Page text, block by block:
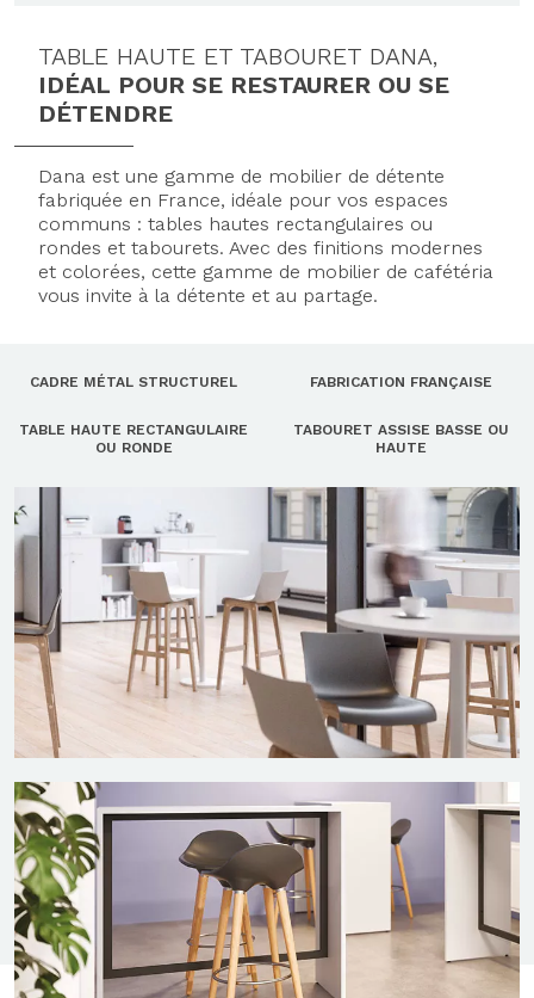
TABLE HAUTE ET TABOURET DANA,
IDÉAL POUR SE RESTAURER OU SE
DÉTENDRE
Dana est une gamme de mobilier de détente
fabriquée en France, idéale pour vos espaces
communs : tables hautes rectangulaires ou
rondes et tabourets. Avec des finitions modernes
et colorées, cette gamme de mobilier de cafétéria
vous invite à la détente et au partage.
CADRE MÉTAL STRUCTUREL FABRICATION FRANÇAISE
TABLE HAUTE RECTANGULAIRE
OU RONDE
TABOURET ASSISE BASSE OU
HAUTE